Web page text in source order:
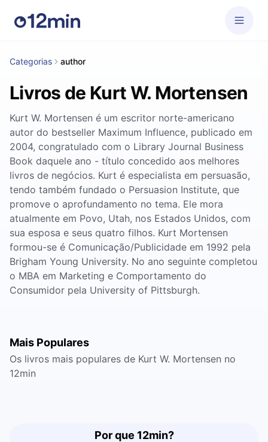
Categorias author
Livros de Kurt W. Mortensen
Kurt W. Mortensen é um escritor norte-americano
autor do bestseller Maximum Influence, publicado em
2004, congratulado com o Library Journal Business
Book daquele ano - título concedido aos melhores
livros de negócios. Kurt é especialista em persuasão,
tendo também fundado o Persuasion Institute, que
promove o aprofundamento no tema. Ele mora
atualmente em Povo, Utah, nos Estados Unidos, com
sua esposa e seus quatro filhos. Kurt Mortensen
formou-se é Comunicação/Publicidade em 1992 pela
Brigham Young University. No ano seguinte completou
o MBA em Marketing e Comportamento do
Consumidor pela University of Pittsburgh.
Mais Populares
Os livros mais populares de Kurt W. Mortensen no
12min
Por que 12min?